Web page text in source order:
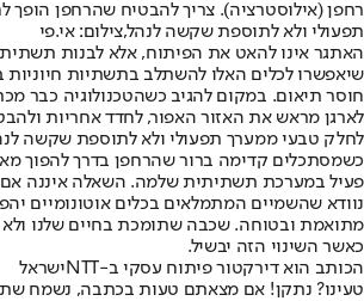
רחפן (אילוסטרציה). צריך להבטיח שהרחפן הופך
תפעולי ולא לתוספת שקשה לנהל,צילום: אי.פי
האתגר אינו להאט את הפיתוח, אלא לבנות
שיאפשרו לכלים האלו להשתלב בתשתיות חיוניות
חוסר תיאום. במקום להגיב כשהטכנולוגיה כבר
לארגן מראש את האזור האפור, לחדד אחריות
לחלק טבעי ממערך תפעולי ולא לתוספת שקשה
כשמסתכלים קדימה ברור שהרחפן בדרך להפוך
פעיל במערכת תשתיתית שלמה. השאלה איננה אם
נוודא שהשמיים המתמלאים בכלים אוטונומיים
מתואמת ובטוחה. שכבה שתומכת בחיים שלנו
כאשר השינוי הזה יבשיל.
הכותב הוא דירקטור פיתוח עסקי ב-NTTישראל
טעינו? נתקן! אם מצאתם טעות בכתבה, נשמח